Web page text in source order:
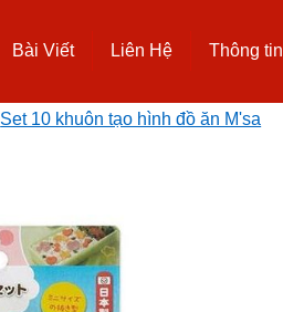
Bài Viết Liên Hệ Thông tin
Set 10 khuôn tạo hình đồ ăn M'sa